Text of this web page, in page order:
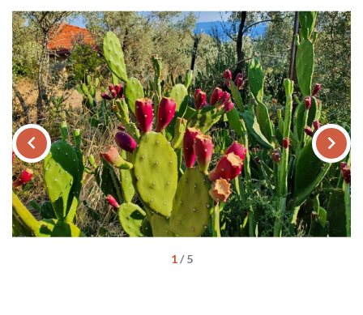
keyboard_arrow_left keyboard_arrow_right
1/5